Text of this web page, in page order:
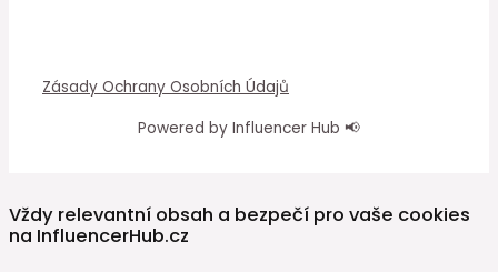
Zásady Ochrany Osobních Údajů
Powered by Influencer Hub 📢
Vždy relevantní obsah a bezpečí pro vaše cookies
na InfluencerHub.cz